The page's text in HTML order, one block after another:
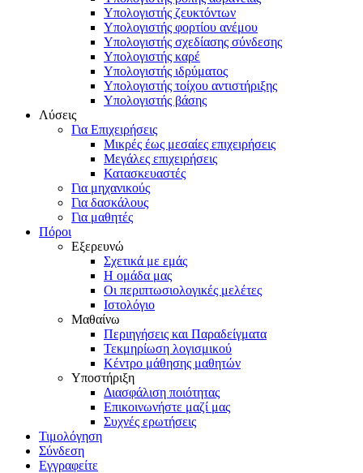
Υπολογιστής ζευκτόντων
Υπολογιστής φορτίου ανέμου
Υπολογιστής σχεδίασης σύνδεσης
Υπολογιστής καρέ
Υπολογιστής ιδρύματος
Υπολογιστής τοίχου αντιστήριξης
Υπολογιστής βάσης
Λύσεις
Για Επιχειρήσεις
Μικρές έως μεσαίες επιχειρήσεις
Μεγάλες επιχειρήσεις
Κατασκευαστές
Για μηχανικούς
Για δασκάλους
Για μαθητές
Πόροι
Εξερευνώ
Σχετικά με εμάς
Η ομάδα μας
Οι περιπτωσιολογικές μελέτες
Ιστολόγιο
Μαθαίνω
Περιηγήσεις και Παραδείγματα
Τεκμηρίωση λογισμικού
Κέντρο μάθησης μαθητών
Υποστήριξη
Διασφάλιση ποιότητας
Επικοινωνήστε μαζί μας
Συχνές ερωτήσεις
Τιμολόγηση
Σύνδεση
Εγγραφείτε